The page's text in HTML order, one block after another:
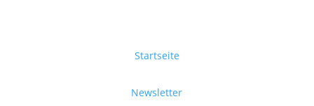
Startseite
Newsletter